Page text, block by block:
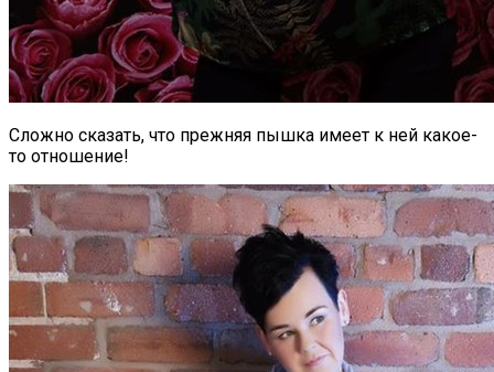
Сложно сказать, что прежняя пышка имеет к ней какое-
то отношение!